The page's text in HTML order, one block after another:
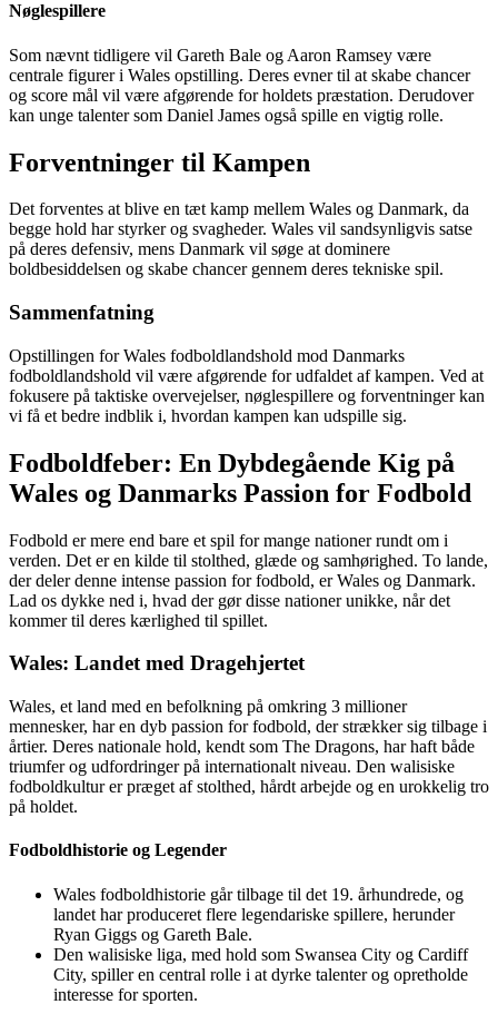
Nøglespillere
Som nævnt tidligere vil Gareth Bale og Aaron Ramsey være
centrale figurer i Wales opstilling. Deres evner til at skabe chancer
og score mål vil være afgørende for holdets præstation. Derudover
kan unge talenter som Daniel James også spille en vigtig rolle.
Forventninger til Kampen
Det forventes at blive en tæt kamp mellem Wales og Danmark, da
begge hold har styrker og svagheder. Wales vil sandsynligvis satse
på deres defensiv, mens Danmark vil søge at dominere
boldbesiddelsen og skabe chancer gennem deres tekniske spil.
Sammenfatning
Opstillingen for Wales fodboldlandshold mod Danmarks
fodboldlandshold vil være afgørende for udfaldet af kampen. Ved at
fokusere på taktiske overvejelser, nøglespillere og forventninger kan
vi få et bedre indblik i, hvordan kampen kan udspille sig.
Fodboldfeber: En Dybdegående Kig på
Wales og Danmarks Passion for Fodbold
Fodbold er mere end bare et spil for mange nationer rundt om i
verden. Det er en kilde til stolthed, glæde og samhørighed. To lande,
der deler denne intense passion for fodbold, er Wales og Danmark.
Lad os dykke ned i, hvad der gør disse nationer unikke, når det
kommer til deres kærlighed til spillet.
Wales: Landet med Dragehjertet
Wales, et land med en befolkning på omkring 3 millioner
mennesker, har en dyb passion for fodbold, der strækker sig tilbage i
årtier. Deres nationale hold, kendt som The Dragons, har haft både
triumfer og udfordringer på internationalt niveau. Den walisiske
fodboldkultur er præget af stolthed, hårdt arbejde og en urokkelig tro
på holdet.
Fodboldhistorie og Legender
Wales fodboldhistorie går tilbage til det 19. århundrede, og
landet har produceret flere legendariske spillere, herunder
Ryan Giggs og Gareth Bale.
Den walisiske liga, med hold som Swansea City og Cardiff
City, spiller en central rolle i at dyrke talenter og opretholde
interesse for sporten.